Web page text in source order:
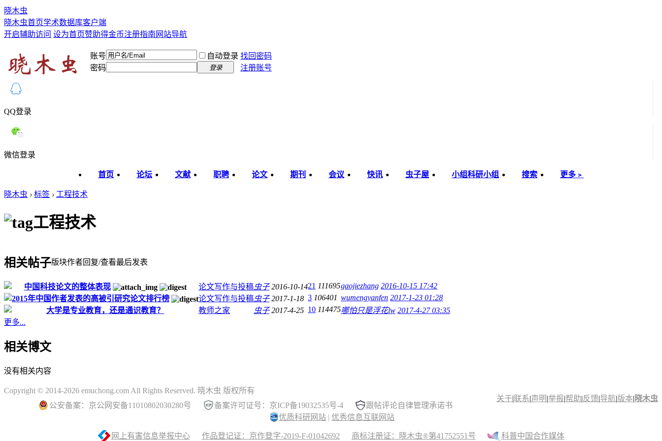
晓木虫
晓木虫首页学术数据库客户端
开启辅助访问 设为首页赞助得金币注册指南 网站导航
账号 自动登录 找回密码
密码
登录 注册账号
QQ登录
微信登录
首页 论坛 文献 职聘 论文 期刊 会议 快讯 虫子屋 小组科研小组 搜索 更多﹥
晓木虫 › 标签 › 工程技术
工程技术
相关帖子版块作者回复/查看最后发表
中国科技论文的整体表现 论文写作与投稿虫子 2016-10-1421 111695gaojiezhang 2016-10-15 17:42
2015年中国作者发表的高被引研究论文排行榜
论文写作与投稿虫子 2017-1-18 3 106401 wumengyanfen 2017-1-23 01:28
大学是专业教育，还是通识教育？
教师之家 虫子 2017-4-25 10 114475哪怕只是浮花lw 2017-4-27 03:35
更多...
相关博文
没有相关内容
关于|联系|声明|举报|帮助|反馈|导航|版本| 晓木虫
Copyright © 2014-2026 emuchong.com All Rights Reserved. 晓木虫 版权所有
公安备案：京公网安备11010802030280号
备案许可证号：京ICP备19032535号-4
跟帖评论自律管理承诺书
优质科研网站 | 优秀信息互联网站
网上有害信息举报中心 作品登记证：京作登字-2019-F-01042692 商标注册证：晓木虫®第41752551号 科普中国合作媒体